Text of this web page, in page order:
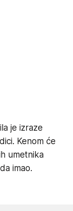
je izraze
Kenom će
umetnika
imao.